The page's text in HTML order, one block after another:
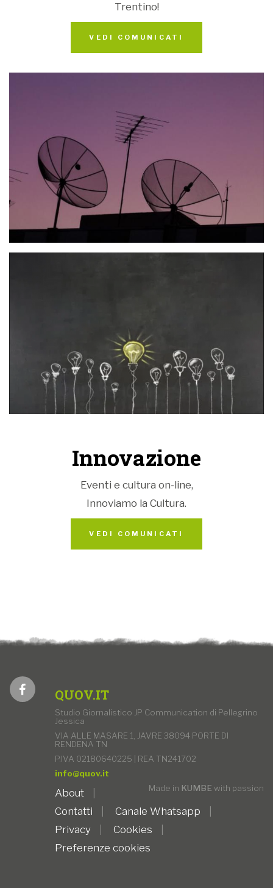
Trentino!
VEDI COMUNICATI
Innovazione
Eventi e cultura on-line,
Innoviamo la Cultura.
VEDI COMUNICATI
QUOV.IT
Studio Giornalistico JP Communication di Pellegrino
Jessica
VIA ALLE MASARE 1, JAVRE 38094 PORTE DI
RENDENA TN
P.IVA 02180640225 | REA TN241702
info@quov.it
Made in KUMBE with passion
About
Contatti
Canale Whatsapp
Privacy
Cookies
Preferenze cookies